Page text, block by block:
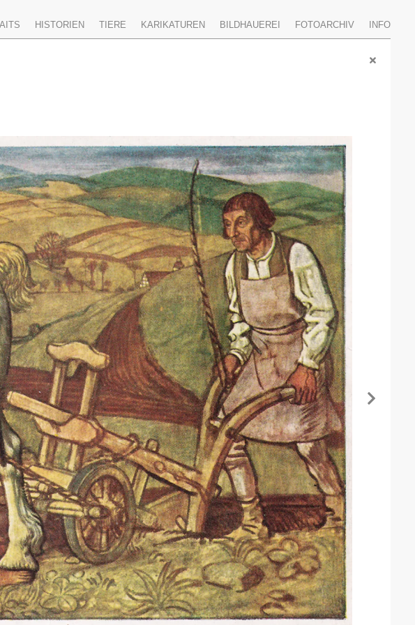
HISTORIEN TIERE KARIKATUREN BILDHAUEREI FOTOARCHIV INFO